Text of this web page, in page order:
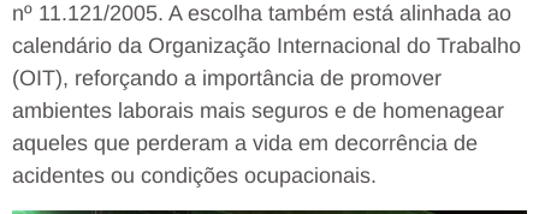
nº 11.121/2005. A escolha também está alinhada ao
calendário da Organização Internacional do Trabalho
(OIT), reforçando a importância de promover
ambientes laborais mais seguros e de homenagear
aqueles que perderam a vida em decorrência de
acidentes ou condições ocupacionais.